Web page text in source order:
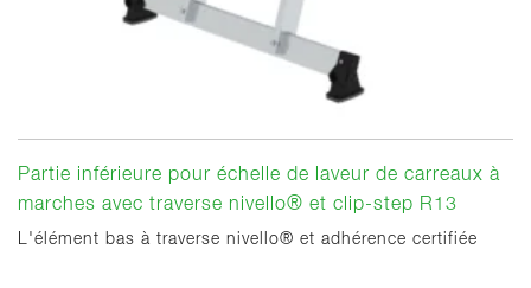
Partie inférieure pour échelle de laveur de carreaux à
marches avec traverse nivello® et clip-step R13
L'élément bas à traverse nivello® et adhérence certifiée